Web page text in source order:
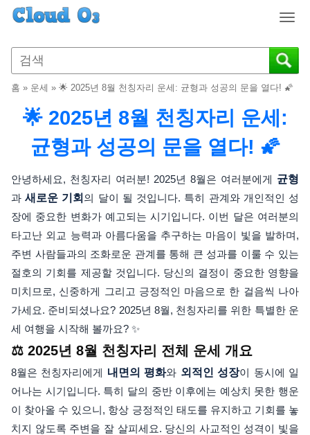
T
g
g
g
a
i
o
n
홈 » 운세 » 🌟 2025년 8월 천칭자리 운세: 균형과 성공의 문을 열다! 🌠
🌟 2025년 8월 천칭자리 운세:
균형과 성공의 문을 열다! 🌠
안녕하세요, 천칭자리 여러분! 2025년 8월은 여러분에게 균형
과새로운 기회 의 달이 될 것입니다. 특히 관계와 개인적인 성
장에 중요한 변화가 예고되는 시기입니다. 이번 달은 여러분의
타고난 외교 능력과 아름다움을 추구하는 마음이 빛을 발하며,
주변 사람들과의 조화로운 관계를 통해 큰 성과를 이룰 수 있는
절호의 기회를 제공할 것입니다. 당신의 결정이 중요한 영향을
미치므로, 신중하게 그리고 긍정적인 마음으로 한 걸음씩 나아
가세요. 준비되셨나요? 2025년 8월, 천칭자리를 위한 특별한 운
세 여행을 시작해 볼까요? ✨
⚖️ 2025년 8월 천칭자리 전체 운세 개요
8월은 천칭자리에게 내면의 평화와 외적인 성장이 동시에 일
어나는 시기입니다. 특히 달의 중반 이후에는 예상치 못한 행운
이 찾아올 수 있으니, 항상 긍정적인 태도를 유지하고 기회를 놓
치지 않도록 주변을 잘 살피세요. 당신의 사교적인 성격이 빛을